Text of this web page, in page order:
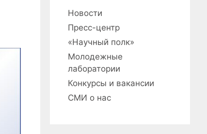
Новости
Пресс-центр
«Научный полк»
Молодежные
лаборатории
Конкурсы и вакансии
СМИ о нас